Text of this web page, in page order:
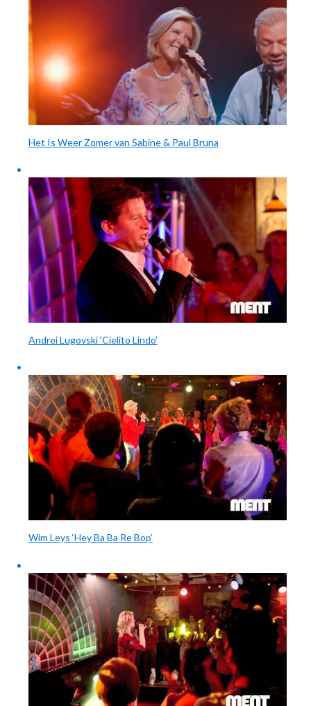
Het Is Weer Zomer van Sabine & Paul Bruna
Andrei Lugovski ‘Cielito Lindo’
Wim Leys ‘Hey Ba Ba Re Bop’